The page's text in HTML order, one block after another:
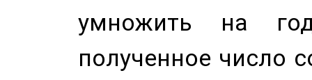
умножить на
полученное число